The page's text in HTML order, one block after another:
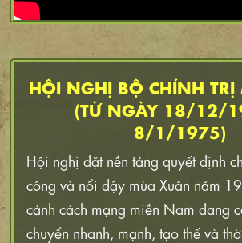
HỘI NGHỊ BỘ CHÍNH
(TỪ NGÀY 18/12/
8/1/1975)
Hội nghị đặt nền tảng quyết định
công và nổi dậy mùa Xuân năm
cảnh cách mạng miền Nam đang
chuyển nhanh, mạnh, tạo thế và